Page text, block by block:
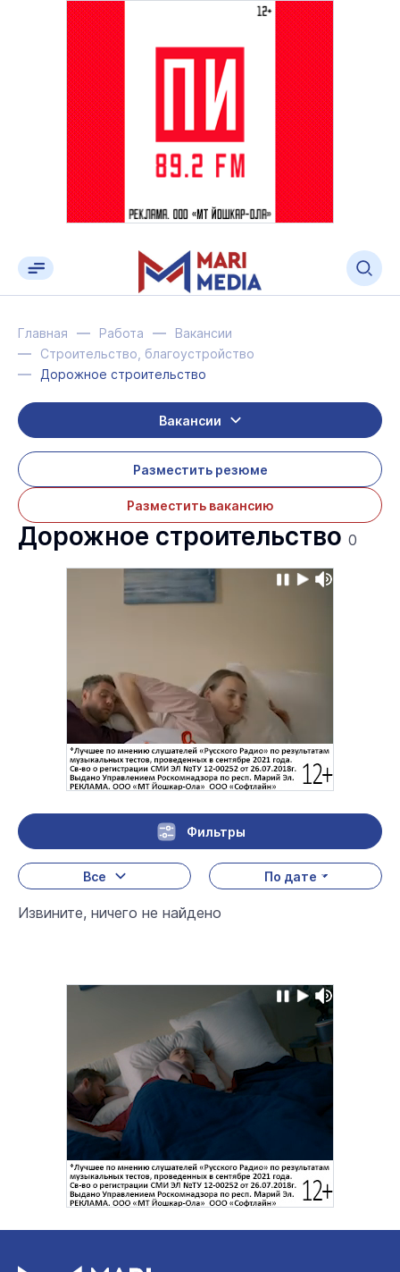
Главная Работа
Вакансии
Строительство, благоустройство
Дорожное строительство
Разместить резюме
Разместить вакансию
Вакансии
Дорожное строительство 0
Фильтры
Все По дате
Извините, ничего не найдено